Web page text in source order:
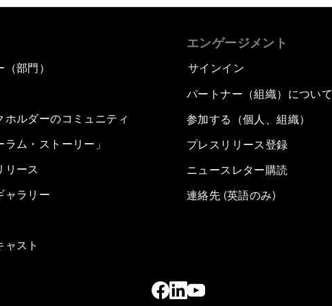
部門）
ホルダーのコミュニティ
ラム・ストーリー」
リース
ャラリー
ャスト
エンゲージメント
サインイン
パートナー（組織）について
参加する（個人、組織）
プレスリリース登録
ニュースレター購読
連絡先 (英語のみ)